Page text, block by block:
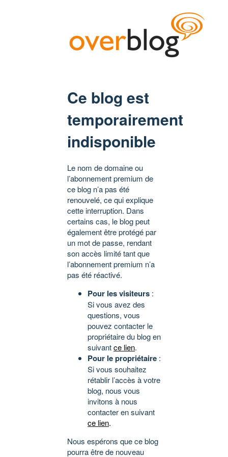
Ce blog est
temporairement
indisponible
Le nom de domaine ou
l’abonnement premium de
ce blog n’a pas été
renouvelé, ce qui explique
cette interruption. Dans
certains cas, le blog peut
également être protégé par
un mot de passe, rendant
son accès limité tant que
l’abonnement premium n’a
pas été réactivé.
Pour les visiteurs :
Si vous avez des
questions, vous
pouvez contacter le
propriétaire du blog en
suivantce lien.
Pour le propriétaire :
Si vous souhaitez
rétablir l’accès à votre
blog, nous vous
invitons à nous
contacter en suivant
ce lien.
Nous espérons que ce blog
pourra être de nouveau